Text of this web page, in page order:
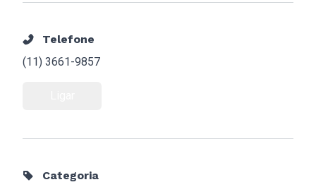
Telefone
(11) 3661-9857
Categoria